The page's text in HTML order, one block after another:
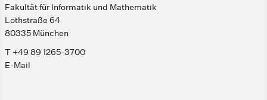
Fakultät für Informatik und Mathematik
Lothstraße 64
80335 München
T +49 89 1265-3700
E-Mail